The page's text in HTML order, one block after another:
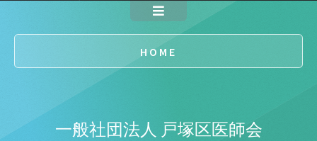
HOME
一般社団法人 戸塚区医師会